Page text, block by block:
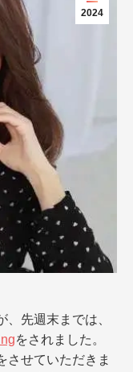
2024
、先週末までは、
をされました。
させていただきま